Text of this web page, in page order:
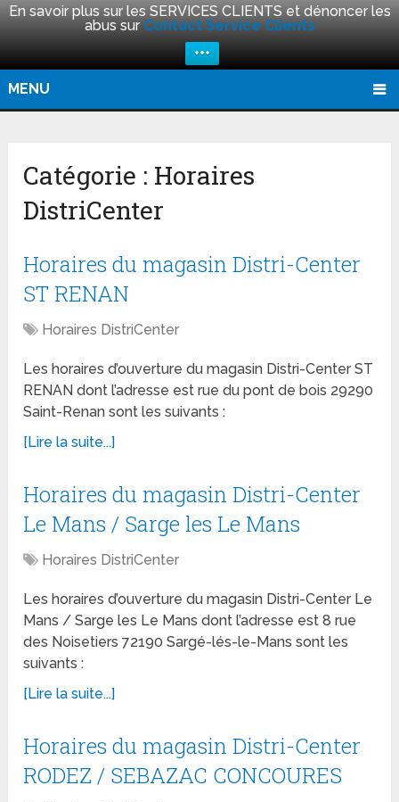
En savoir plus sur les SERVICES CLIENTS et dénoncer les
abus sur Contact Service Clients
+++
MENU
Catégorie : Horaires
DistriCenter
Horaires du magasin Distri-Center
ST RENAN
Horaires DistriCenter
Les horaires d’ouverture du magasin Distri-Center ST
RENAN dont l’adresse est rue du pont de bois 29290
Saint-Renan sont les suivants :
[Lire la suite...]
Horaires du magasin Distri-Center
Le Mans / Sarge les Le Mans
Horaires DistriCenter
Les horaires d’ouverture du magasin Distri-Center Le
Mans / Sarge les Le Mans dont l’adresse est 8 rue
des Noisetiers 72190 Sargé-lés-le-Mans sont les
suivants :
[Lire la suite...]
Horaires du magasin Distri-Center
RODEZ / SEBAZAC CONCOURES